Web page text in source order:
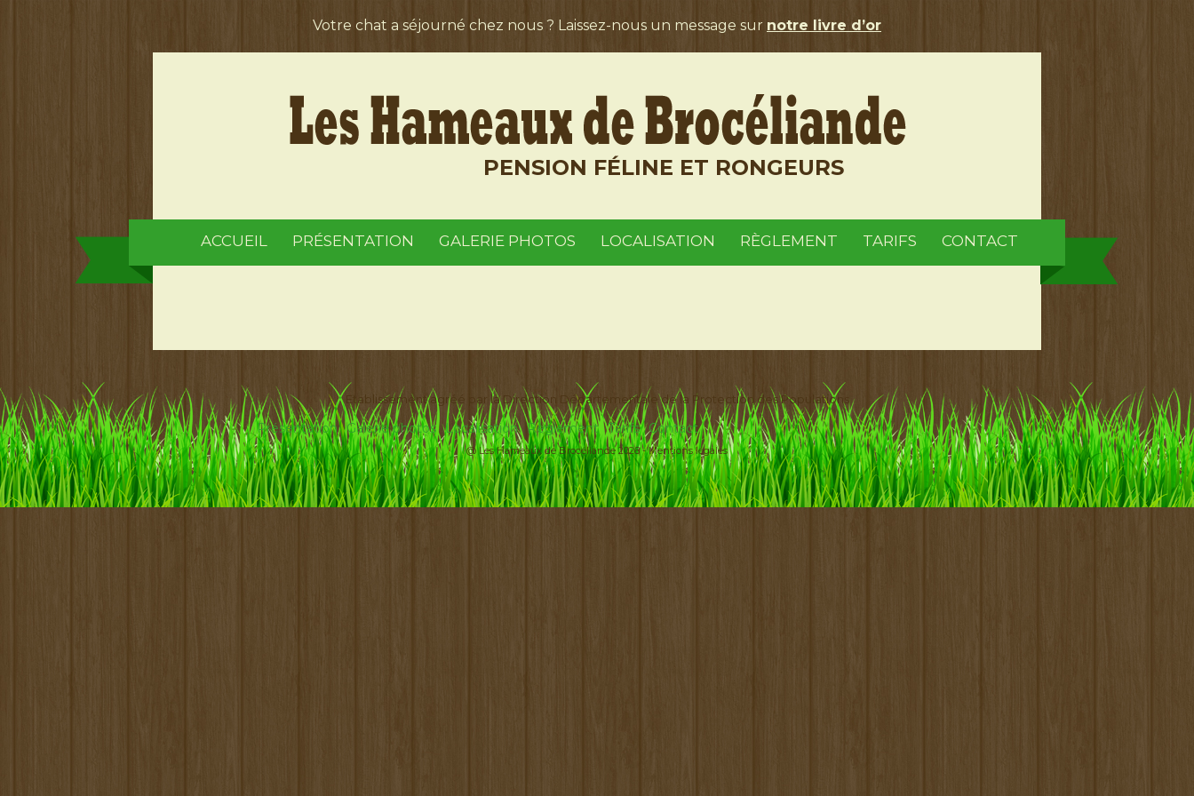
Votre chat a séjourné chez nous ? Laissez-nous un message sur notre livre d’or
PENSION FÉLINE ET RONGEURS
ACCUEIL PRÉSENTATION GALERIE PHOTOS LOCALISATION RÈGLEMENT TARIFS CONTACT
Etablissement agréé par la Direction Départementale de la Protection des Populations
Présentation Galerie photos Localisation Règlement Tarifs Contact
@ Les Hameaux de Brocéliande 2026 -Mentions légales